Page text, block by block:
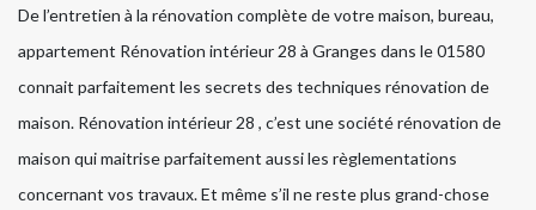
De l’entretien à la rénovation complète de votre maison, bureau,
appartement Rénovation intérieur 28 à Granges dans le 01580
connait parfaitement les secrets des techniques rénovation de
maison. Rénovation intérieur 28 , c’est une société rénovation de
maison qui maitrise parfaitement aussi les règlementations
concernant vos travaux. Et même s’il ne reste plus grand-chose